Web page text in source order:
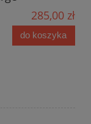
285,00 zł
do koszyka